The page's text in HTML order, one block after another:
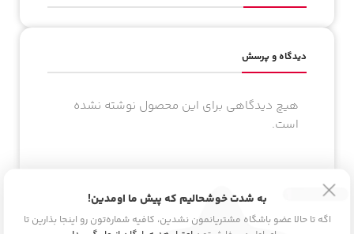
دیدگاه و پرسش
هیچ دیدگاهی برای این محصول نوشته نشده
است.
اولین نفری باشید که دیدگاهی را ارسال می
کنید برای “بادی اسپلش ویکتوریا سکرت پیر
به شدت خوشحالیم که پیش ما اومدین!
اگه تا حالا عضو باشگاه مشتریانمون نشدین، کافیه شماره‌تون رو اینجا بذارین تا